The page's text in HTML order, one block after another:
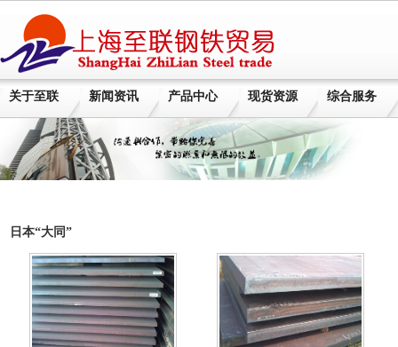
关于至联 新闻资讯 产品中心 现货资源 综合服务
日本“大同”